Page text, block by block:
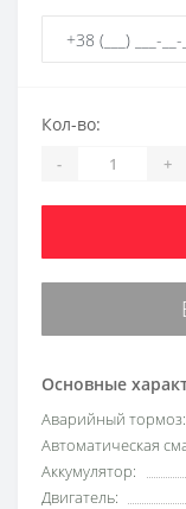
Основные
Аварийный тормоз:
Автоматическая
Аккумулятор:
Двигатель:
Кол-во:
- +